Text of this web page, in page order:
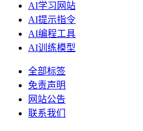
AI学习网站
AI提示指令
AI编程工具
AI训练模型
全部标签
免责声明
网站公告
联系我们